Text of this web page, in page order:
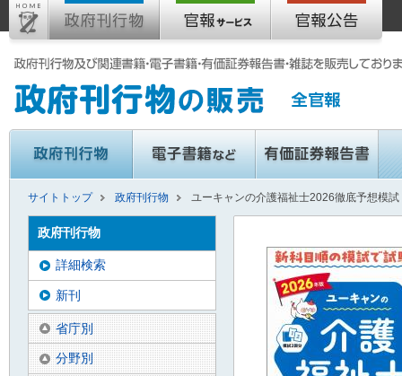
サイトトップ 政府刊行物 ユーキャンの介護福祉士2026徹底予想模
政府刊行物
詳細検索
新刊
省庁別
分野別